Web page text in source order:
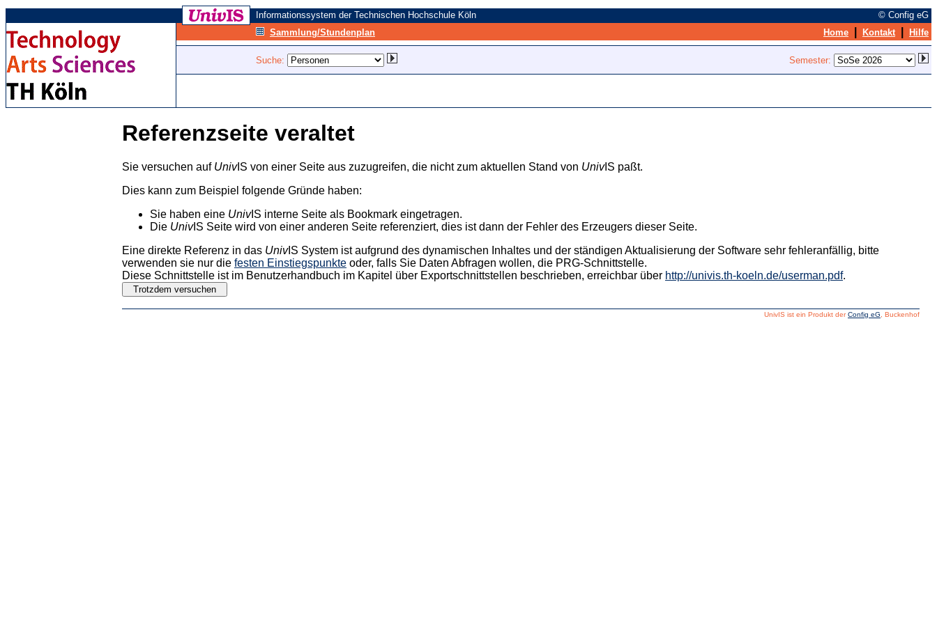
Informationssystem der Technischen Hochschule Köln
© Config eG
Sammlung/Stundenplan
Home Kontakt Hilfe
Suche: Semester:
Referenzseite veraltet
Sie versuchen auf UnivIS von einer Seite aus zuzugreifen, die nicht zum aktuellen Stand von UnivIS paßt.
Dies kann zum Beispiel folgende Gründe haben:
Sie haben eine UnivIS interne Seite als Bookmark eingetragen.
Die UnivIS Seite wird von einer anderen Seite referenziert, dies ist dann der Fehler des Erzeugers dieser Seite.
Eine direkte Referenz in das UnivIS System ist aufgrund des dynamischen Inhaltes und der ständigen Aktualisierung der Software sehr fehleranfällig, bitte
verwenden sie nur die festen Einstiegspunkte oder, falls Sie Daten Abfragen wollen, die PRG-Schnittstelle.
Diese Schnittstelle ist im Benutzerhandbuch im Kapitel über Exportschnittstellen beschrieben, erreichbar über http://univis.th-koeln.de/userman.pdf.
UnivIS ist ein Produkt derConfig eG , Buckenhof